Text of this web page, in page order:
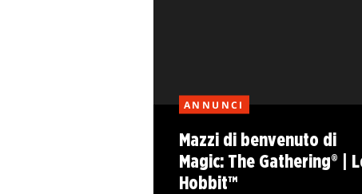
ANNUNCI
Mazzi di benvenuto di
Magic: The Gathering® |
Hobbit™